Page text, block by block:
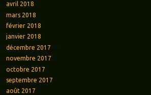
avril 2018
mars 2018
février 2018
janvier 2018
décembre 2017
novembre 2017
octobre 2017
septembre 2017
août 2017